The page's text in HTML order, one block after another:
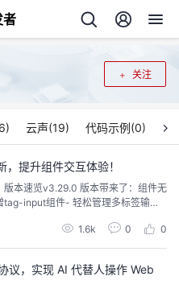
者
关注
) 云声(19) 代码示例(0)
提升组件交互体验！
本速览v3.29.0 版本带来了：组件无
tag-input组件- 轻松管理多标签输
tiny-vue/releases/tag/v3.29.0
1.6k 0 0
议，实现 AI 代替人操作 Web